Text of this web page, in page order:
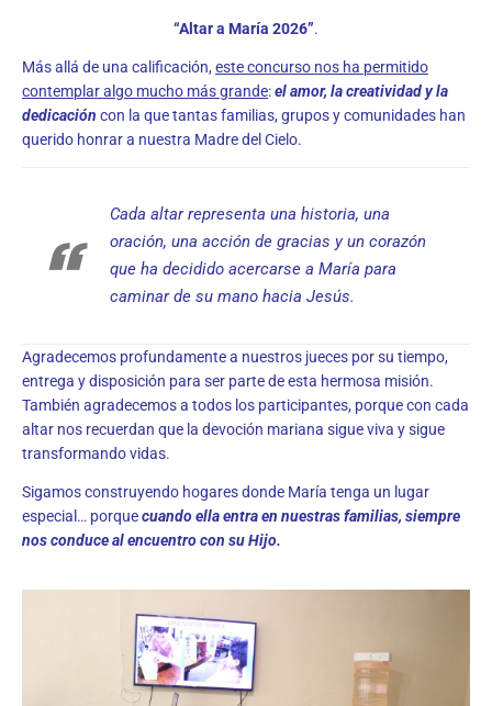
“Altar a María 2026”.
Más allá de una calificación, este concurso nos ha permitido
contemplar algo mucho más grande:el amor, la creatividad y la
dedicación con la que tantas familias, grupos y comunidades han
querido honrar a nuestra Madre del Cielo.
Cada altar representa una historia, una
oración, una acción de gracias y un corazón
que ha decidido acercarse a María para
caminar de su mano hacia Jesús.
Agradecemos profundamente a nuestros jueces por su tiempo,
entrega y disposición para ser parte de esta hermosa misión.
También agradecemos a todos los participantes, porque con cada
altar nos recuerdan que la devoción mariana sigue viva y sigue
transformando vidas.
Sigamos construyendo hogares donde María tenga un lugar
especial… porquecuando ella entra en nuestras familias, siempre
nos conduce al encuentro con su Hijo.